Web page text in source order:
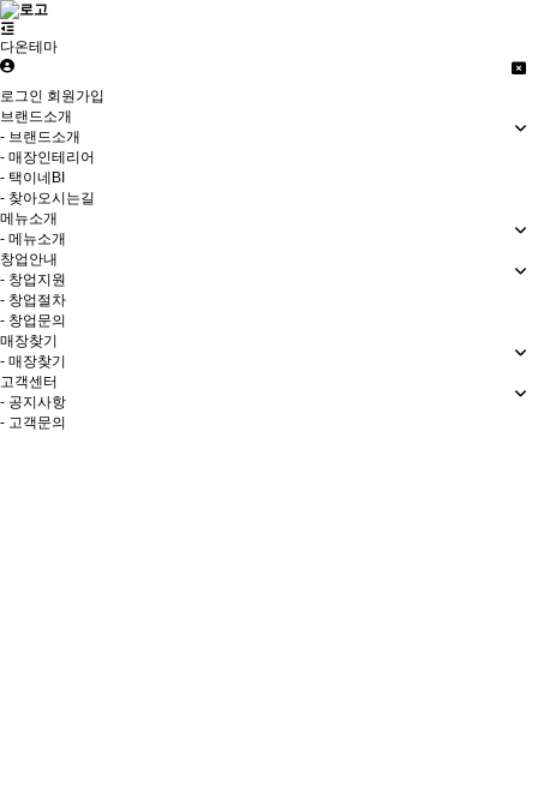
다온테마
로그인 회원가입
브랜드소개
- 브랜드소개
- 매장인테리어
- 택이네BI
- 찾아오시는길
메뉴소개
- 메뉴소개
창업안내
- 창업지원
- 창업절차
- 창업문의
매장찾기
- 매장찾기
고객센터
- 공지사항
- 고객문의